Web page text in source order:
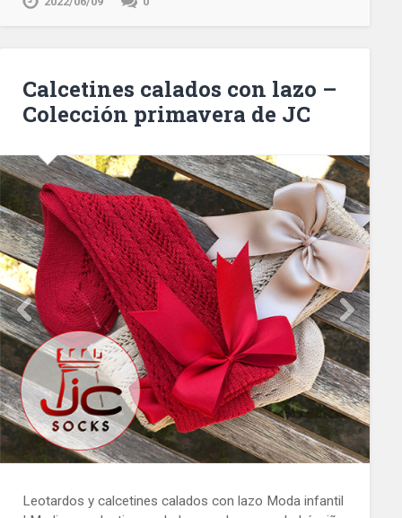
Calcetines calados con lazo –
Colección primavera de JC
Leotardos y calcetines calados con lazo Moda infantil